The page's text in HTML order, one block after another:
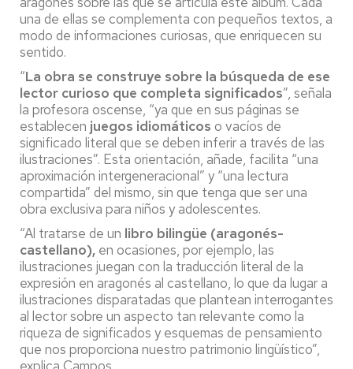
una de ellas se complementa con pequeños textos, a
modo de informaciones curiosas, que enriquecen su
sentido.
“La obra se construye sobre la búsqueda de ese
lector curioso que completa significados”, señala
la profesora oscense, “ya que en sus páginas se
establecen juegos idiomáticos o vacíos de
significado literal que se deben inferir a través de las
ilustraciones”. Esta orientación, añade, facilita “una
aproximación intergeneracional” y “una lectura
compartida” del mismo, sin que tenga que ser una
obra exclusiva para niños y adolescentes.
“Al tratarse de un libro bilingüe (aragonés-
castellano), en ocasiones, por ejemplo, las
ilustraciones juegan con la traducción literal de la
expresión en aragonés al castellano, lo que da lugar a
ilustraciones disparatadas que plantean interrogantes
al lector sobre un aspecto tan relevante como la
riqueza de significados y esquemas de pensamiento
que nos proporciona nuestro patrimonio lingüístico”,